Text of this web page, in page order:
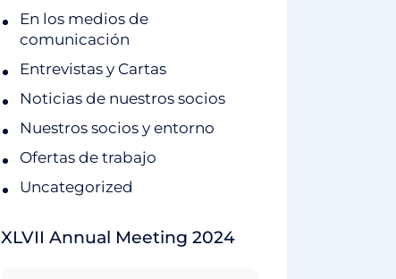
En los medios de
comunicación
Entrevistas y Cartas
Noticias de nuestros socios
Nuestros socios y entorno
Ofertas de trabajo
Uncategorized
XLVII Annual Meeting 2024